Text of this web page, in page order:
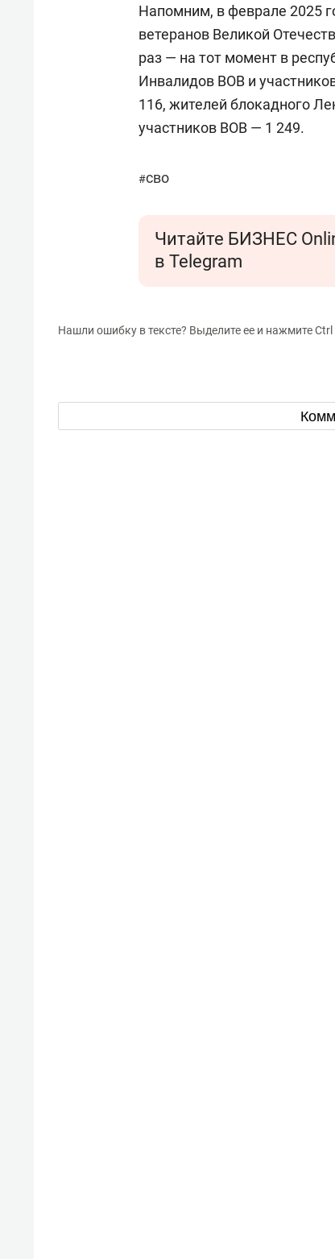
Напомним, в феврале 2025
ветеранов Великой
раз — на тот момент в
Инвалидов ВОВ и
116, жителей блокадного
участников ВОВ — 1 249.
#сво
Читайте БИЗНЕС
в Telegram
Нашли ошибку в тексте? Выделите ее и нажмите Ctrl